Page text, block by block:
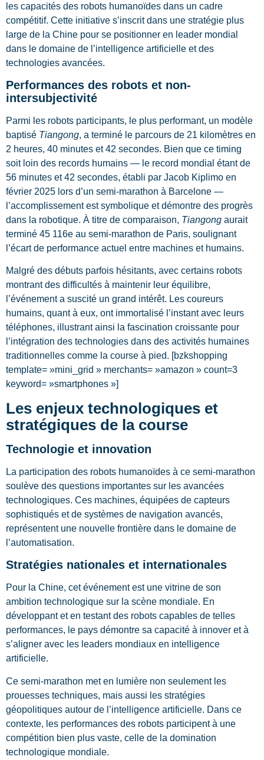
les capacités des robots humanoïdes dans un cadre
compétitif. Cette initiative s’inscrit dans une stratégie plus
large de la Chine pour se positionner en leader mondial
dans le domaine de l’intelligence artificielle et des
technologies avancées.
Performances des robots et non-
intersubjectivité
Parmi les robots participants, le plus performant, un modèle
baptisé Tiangong, a terminé le parcours de 21 kilomètres en
2 heures, 40 minutes et 42 secondes. Bien que ce timing
soit loin des records humains — le record mondial étant de
56 minutes et 42 secondes, établi par Jacob Kiplimo en
février 2025 lors d’un semi-marathon à Barcelone —
l’accomplissement est symbolique et démontre des progrès
dans la robotique. À titre de comparaison, Tiangong aurait
terminé 45 116e au semi-marathon de Paris, soulignant
l’écart de performance actuel entre machines et humains.
Malgré des débuts parfois hésitants, avec certains robots
montrant des difficultés à maintenir leur équilibre,
l’événement a suscité un grand intérêt. Les coureurs
humains, quant à eux, ont immortalisé l’instant avec leurs
téléphones, illustrant ainsi la fascination croissante pour
l’intégration des technologies dans des activités humaines
traditionnelles comme la course à pied. [bzkshopping
template= »mini_grid » merchants= »amazon » count=3
keyword= »smartphones »]
Les enjeux technologiques et
stratégiques de la course
Technologie et innovation
La participation des robots humanoïdes à ce semi-marathon
soulève des questions importantes sur les avancées
technologiques. Ces machines, équipées de capteurs
sophistiqués et de systèmes de navigation avancés,
représentent une nouvelle frontière dans le domaine de
l’automatisation.
Stratégies nationales et internationales
Pour la Chine, cet événement est une vitrine de son
ambition technologique sur la scène mondiale. En
développant et en testant des robots capables de telles
performances, le pays démontre sa capacité à innover et à
s’aligner avec les leaders mondiaux en intelligence
artificielle.
Ce semi-marathon met en lumière non seulement les
prouesses techniques, mais aussi les stratégies
géopolitiques autour de l’intelligence artificielle. Dans ce
contexte, les performances des robots participent à une
compétition bien plus vaste, celle de la domination
technologique mondiale.